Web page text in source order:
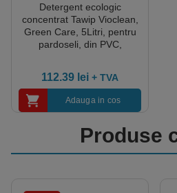
Detergent ecologic
concentrat Tawip Vioclean,
Green Care, 5Litri, pentru
pardoseli, din PVC,
antialunecare, certificat
Ecolabel, Cradle-to-Cradle,
Biodegradabil, CLP free
112.39 lei + TVA
Adauga in cos
Produse